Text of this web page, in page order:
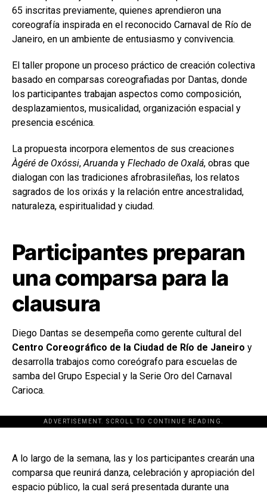
65 inscritas previamente, quienes aprendieron una
coreografía inspirada en el reconocido Carnaval de Río de
Janeiro, en un ambiente de entusiasmo y convivencia.
El taller propone un proceso práctico de creación colectiva
basado en comparsas coreografiadas por Dantas, donde
los participantes trabajan aspectos como composición,
desplazamientos, musicalidad, organización espacial y
presencia escénica.
La propuesta incorpora elementos de sus creaciones
Àgéré de Oxóssi,Aruanda y Flechado de Oxalá, obras que
dialogan con las tradiciones afrobrasileñas, los relatos
sagrados de los orixás y la relación entre ancestralidad,
naturaleza, espiritualidad y ciudad.
Participantes preparan
una comparsa para la
clausura
Diego Dantas se desempeña como gerente cultural del
Centro Coreográfico de la Ciudad de Río de Janeiro y
desarrolla trabajos como coreógrafo para escuelas de
samba del Grupo Especial y la Serie Oro del Carnaval
Carioca.
ADVERTISEMENT. SCROLL TO CONTINUE READING.
[adsforwp id="243463"]
A lo largo de la semana, las y los participantes crearán una
comparsa que reunirá danza, celebración y apropiación del
espacio público, la cual será presentada durante una